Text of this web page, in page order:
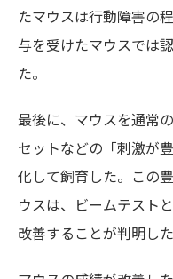
たマウスは行動障害の
与を受けたマウスでは
た。
最後に、マウスを通常
セットなどの「刺激が
化して飼育した。この
ウスは、ビームテスト
改善することが判明した